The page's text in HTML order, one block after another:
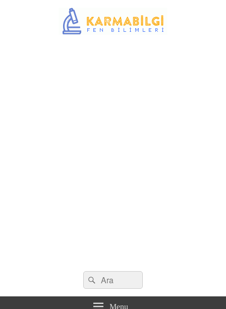
Search
for:
Ara
Menu